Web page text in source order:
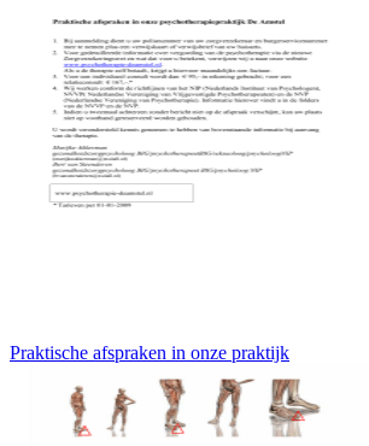
Praktische afspraken in onze praktijk